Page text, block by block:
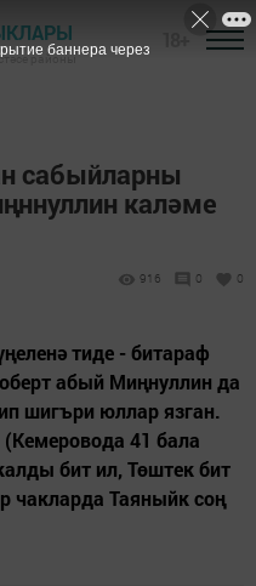
районы
сабыйларны
каләме
916 0 0
тиде - битараф
абый Миңнуллин да
шигъри юллар язган.
(Кемеровода 41 бала
бит ил, Төштек бит
чакларда Таяныйк соң
баннера через